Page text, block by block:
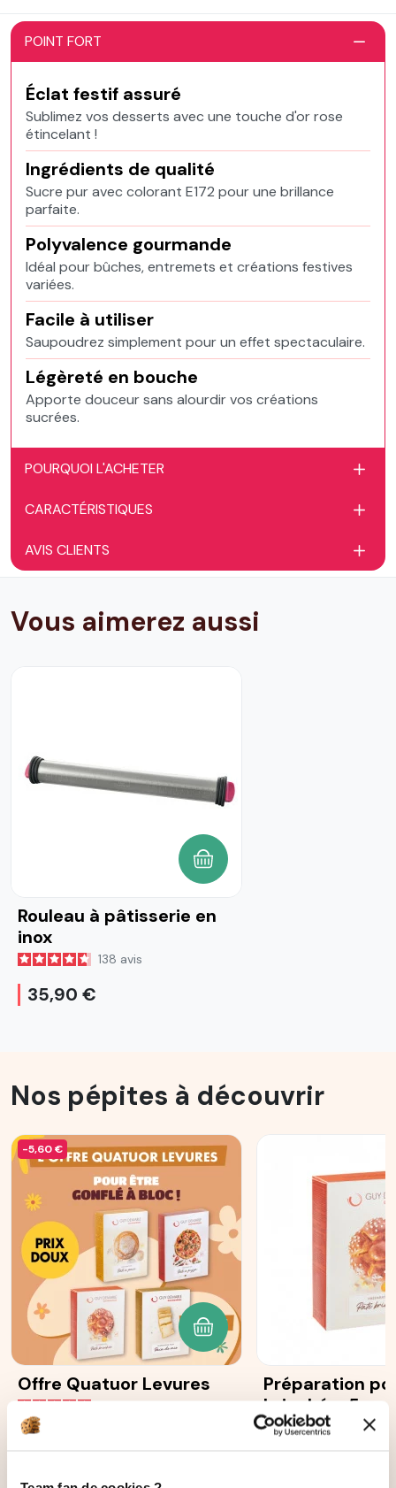
POINT FORT
Éclat festif assuré
Sublimez vos desserts avec une touche d'or rose
étincelant !
Ingrédients de qualité
Sucre pur avec colorant E172 pour une brillance
parfaite.
Polyvalence gourmande
Idéal pour bûches, entremets et créations festives
variées.
Facile à utiliser
Saupoudrez simplement pour un effet spectaculaire.
Légèreté en bouche
Apporte douceur sans alourdir vos créations
sucrées.
POURQUOI L'ACHETER
CARACTÉRISTIQUES
AVIS CLIENTS
Vous aimerez aussi
Rouleau à pâtisserie en
inox
138 avis
35,90 €
AJOUTER AU PANIER
Nos pépites à découvrir
-5,60 €
Offre Quatuor Levures
33avis
16,80 €
AJOUTER AU PANIER
Préparation
briochée, 5
25 g
1 584